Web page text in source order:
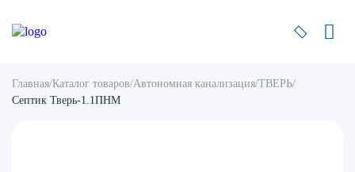
Главная/Каталог товаров/Автономная канализация/ТВЕРЬ/
Септик Тверь-1.1ПНМ